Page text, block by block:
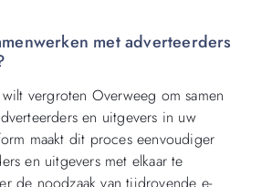
met adverteerders
vergroten Overweeg om samen
en uitgevers in uw
maakt dit proces eenvoudiger
en uitgevers met elkaar te